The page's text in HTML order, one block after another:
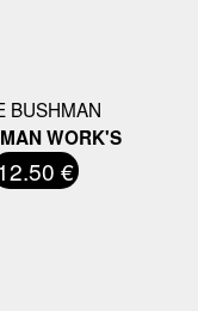
BUSHMAN
WORK'S
12.50 €